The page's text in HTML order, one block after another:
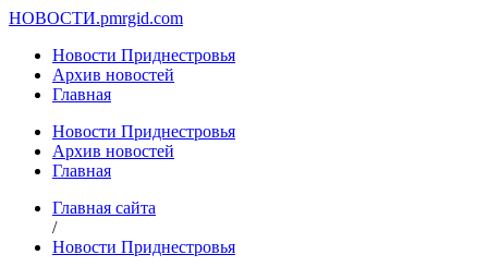
НОВОСТИ.pmrgid.com
Новости Приднестровья
Архив новостей
Главная
Новости Приднестровья
Архив новостей
Главная
Главная сайта
/
Новости Приднестровья